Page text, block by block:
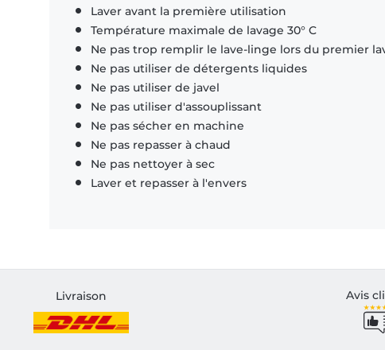
Laver avant la première utilisation
Température maximale de lavage 30° C
Ne pas trop remplir le lave-linge lors du premier
Ne pas utiliser de détergents liquides
Ne pas utiliser de javel
Ne pas utiliser d'assouplissant
Ne pas sécher en machine
Ne pas repasser à chaud
Ne pas nettoyer à sec
Laver et repasser à l'envers
Livraison Avis